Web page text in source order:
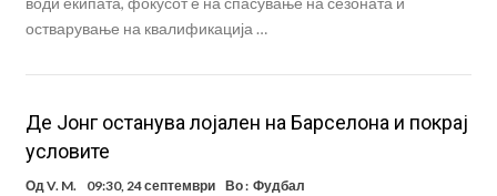
остварување на квалификација …
Де Јонг останува лојален на Барселона и покрај
условите
ОдV. M. 09:30, 24 септември Во : Фудбал